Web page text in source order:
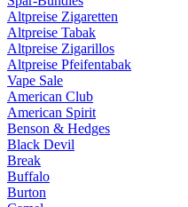
Altpreise Zigaretten
Altpreise Tabak
Altpreise Zigarillos
Altpreise Pfeifentabak
Vape Sale
American Club
American Spirit
Benson & Hedges
Black Devil
Break
Buffalo
Burton